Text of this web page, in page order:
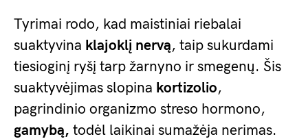
Tyrimai rodo, kad maistiniai riebalai
suaktyvina klajoklį nervą, taip sukurdami
tiesioginį ryšį tarp žarnyno ir smegenų. Šis
suaktyvėjimas slopina kortizolio,
pagrindinio organizmo streso hormono,
gamybą, todėl laikinai sumažėja nerimas.